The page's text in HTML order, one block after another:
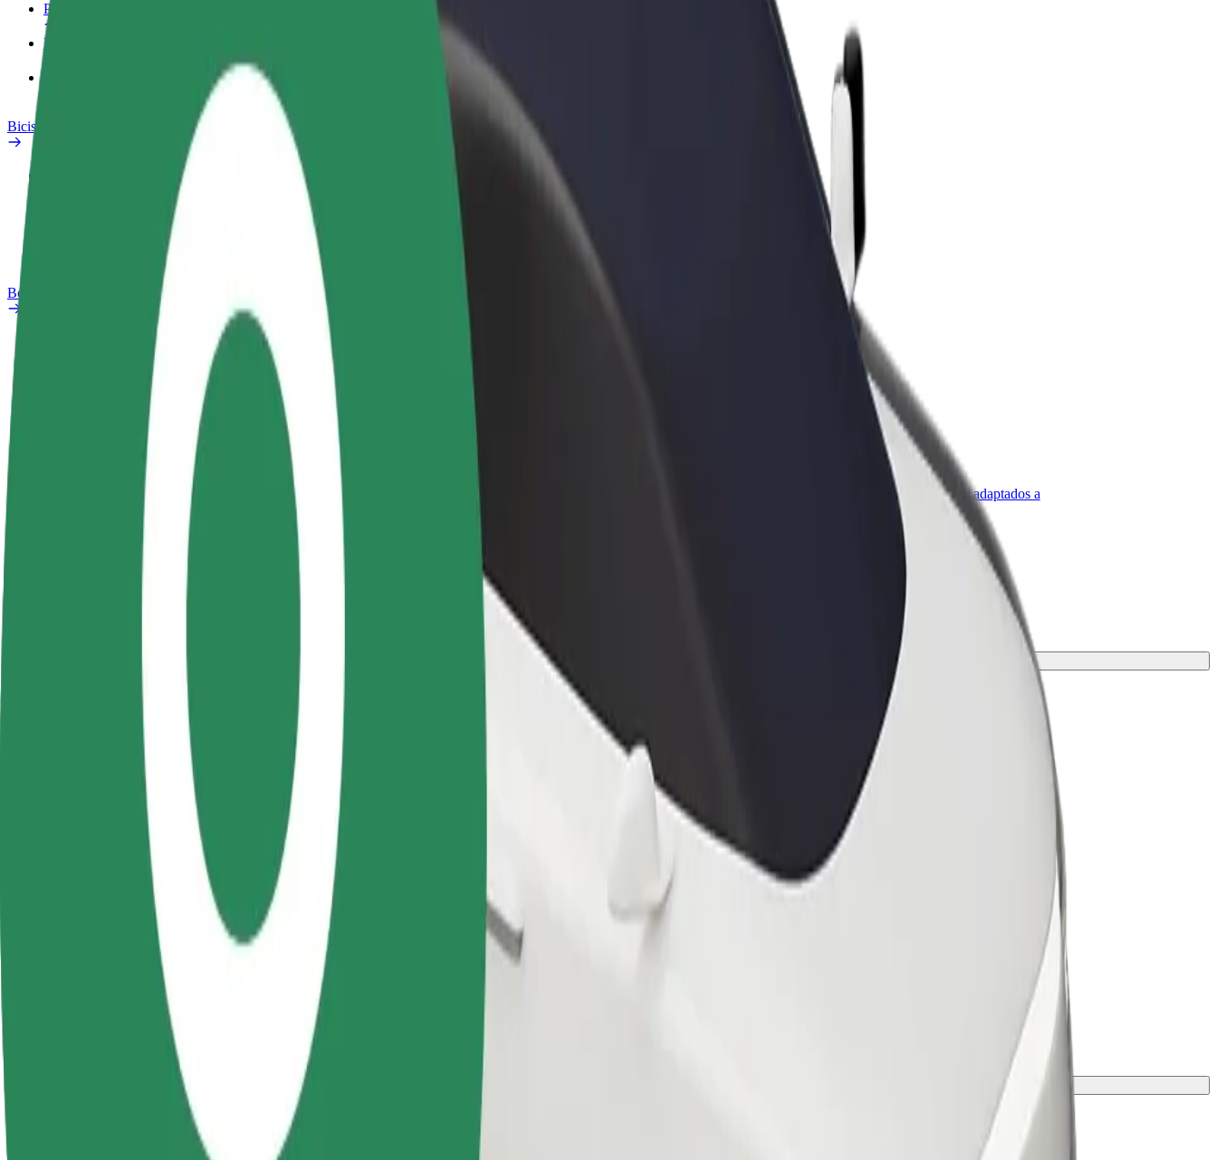
Perfil de trabajo
Productos
Bicis
Informar de un problema
Bolt Plus
Preguntas frecuentes
Colaborar como conductor
Gana dinero colaborando
Colaborar como repartidor
Repartí comida y cobrá todas las
Bolt para empresas
Productos y servicios de Bolt adaptados a
Cómo ir de Hungarian State Theatre a Piața Mărăști
¿Buscás la mejor forma de ir de Hungarian State Theatre a Piața Mărăști? Explorá nuestros servicios y encontrá la opción perfecta para tu viaje.
Descargá la app de Bolt
Comodidad y confort a un botón de distancia
Viajes fiables en coches estándar de tamaño medio.
Duración estimada del viaje
Viajes en coches con más espacio para equipaje y para estirar las piernas